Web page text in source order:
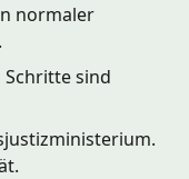
normaler
Schritte sind